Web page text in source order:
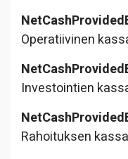
Operatiivinen
Investointien
Rahoituksen